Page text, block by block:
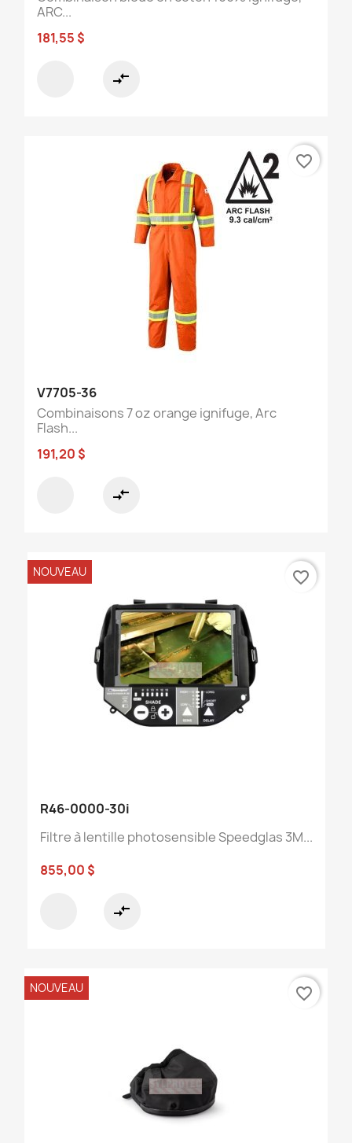
ARC...
181,55 $
compare_arrows
V7705-36
Combinaisons 7 oz orange ignifuge, Arc
Flash...
191,20 $
compare_arrows
favorite_border
R46-0000-30i
Filtre à lentille photosensible Speedglas 3M...
855,00 $
compare_arrows
NOUVEAU favorite_border
NOUVEAU favorite_border